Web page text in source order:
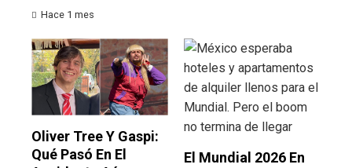
Hace 1 mes
Oliver Tree Y Gaspi:
Qué Pasó En El
El Mundial 2026 En